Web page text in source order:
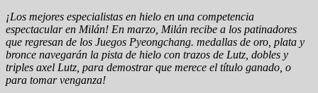
¡Los mejores especialistas en hielo en una competencia
espectacular en Milán! En marzo, Milán recibe a los patinadores
que regresan de los Juegos Pyeongchang. medallas de oro, plata y
bronce navegarán la pista de hielo con trazos de Lutz, dobles y
triples axel Lutz, para demostrar que merece el título ganado, o
para tomar venganza!